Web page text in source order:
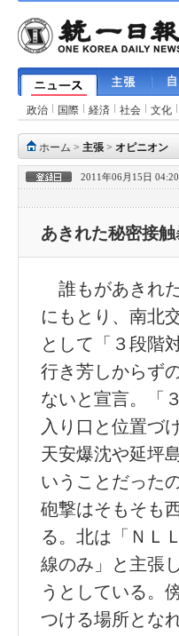
政治 国際 経済 社会 文化
ホーム > 主張> オピニオン
2011年06月15日 04:20
あきれた秘密接
誰もがあきれ
にもとり、南北
として「３段階
行き芳しからず
ないと宣言。「
入り口と位置づ
天安爆沈や延坪
いうことだった
砲撃はそもそも
る。北は「ＮＬ
線のみ」と主張
うとしている。
つける場所とな